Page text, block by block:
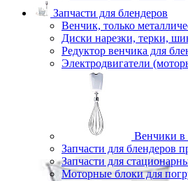
Запчасти для блендеров
Венчик, только
Диски нарезки, терки,
Редуктор венчика для
Электродвигатели
Венчики в
Запчасти для блендеров
Запчасти для
Моторные блоки для